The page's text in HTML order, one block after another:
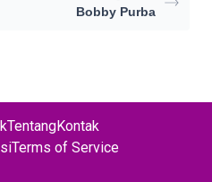
Bobby Purba
TentangKontak
Terms of Service